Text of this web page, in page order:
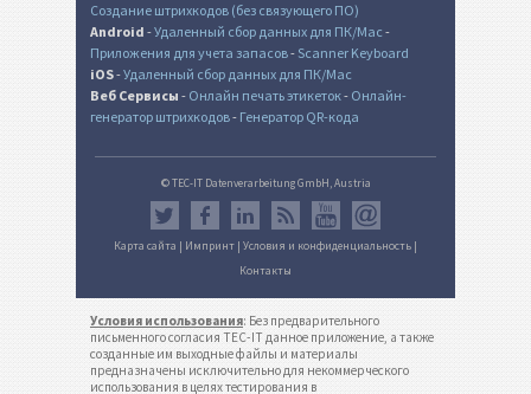
Создание штрихкодов (без связующего ПО)
Android -Удаленный сбор данных для ПК/Mac -
Приложения для учета запасов- Scanner Keyboard
iOS-Удаленный сбор данных для ПК/Mac
Веб Сервисы - Онлайн печать этикеток- Онлайн-
генератор штрихкодов- Генератор QR-кода
© TEC-IT Datenverarbeitung GmbH, Austria
Карта сайта | Импринт | Условия и конфиденциальность |
Контакты
Условия использования: Без предварительного
письменного согласия TEC-IT данное приложение, а также
созданные им выходные файлы и материалы
предназначены исключительно для некоммерческого
использования в целях тестирования в